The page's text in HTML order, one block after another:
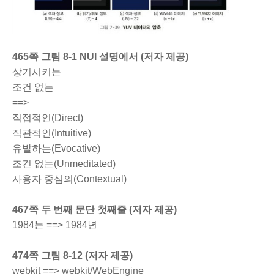
465쪽 그림 8-1 NUI 설명에서 (저자 제공)
상기시키는
조건 없는
==>
직접적인(Direct)
직관적인(Intuitive)
유발하는(Evocative)
조건 없는(Unmeditated)
사용자 중심의(Contextual)
467쪽 두 번째 문단 첫째줄 (저자 제공)
1984는 ==> 1984년
474쪽 그림 8-12 (저자 제공)
webkit ==> webkit/WebEngine